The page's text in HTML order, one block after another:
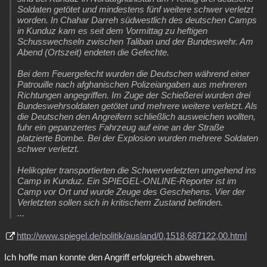
Soldaten getötet und mindestens fünf weitere schwer verletzt
worden. In Chahar Darreh südwestlich des deutschen Camps
in Kunduz kam es seit dem Vormittag zu heftigen
Schusswechseln zwischen Taliban und der Bundeswehr. Am
Abend (Ortszeit) endeten die Gefechte.
Bei dem Feuergefecht wurden die Deutschen während einer
Patrouille nach afghanischen Polizeiangaben aus mehreren
Richtungen angegriffen. Im Zuge der Schießerei wurden drei
Bundeswehrsoldaten getötet und mehrere weitere verletzt. Als
die Deutschen den Angreifern schließlich ausweichen wollten,
fuhr ein gepanzertes Fahrzeug auf eine an der Straße
platzierte Bombe. Bei der Explosion wurden mehrere Soldaten
schwer verletzt.
Helikopter transportierten die Schwerverletzten umgehend ins
Camp in Kunduz. Ein SPIEGEL-ONLINE-Reporter ist im
Camp vor Ort und wurde Zeuge des Geschehens. Vier der
Verletzten sollen sich in kritischem Zustand befinden.
...
http://www.spiegel.de/politik/ausland/0,1518,687122,00.html
Ich hoffe man konnte den Angriff erfolgreich abwehren.